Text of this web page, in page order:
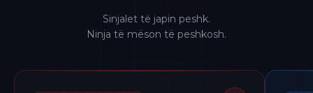
Sinjalet të japin peshk.
Ninja të mëson të peshkosh.